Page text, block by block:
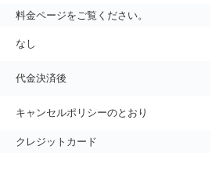
料金ページをご覧ください。
なし
代金決済後
キャンセルポリシーのとおり
クレジットカード